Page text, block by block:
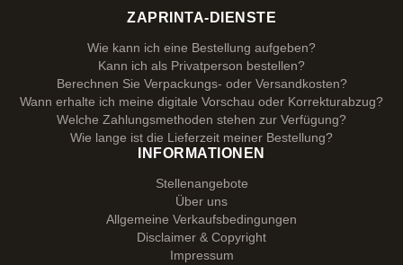
ZAPRINTA-DIENSTE
Wie kann ich eine Bestellung aufgeben?
Kann ich als Privatperson bestellen?
Berechnen Sie Verpackungs- oder Versandkosten?
Wann erhalte ich meine digitale Vorschau oder Korrekturabzug?
Welche Zahlungsmethoden stehen zur Verfügung?
Wie lange ist die Lieferzeit meiner Bestellung?
INFORMATIONEN
Stellenangebote
Über uns
Allgemeine Verkaufsbedingungen
Disclaimer & Copyright
Impressum